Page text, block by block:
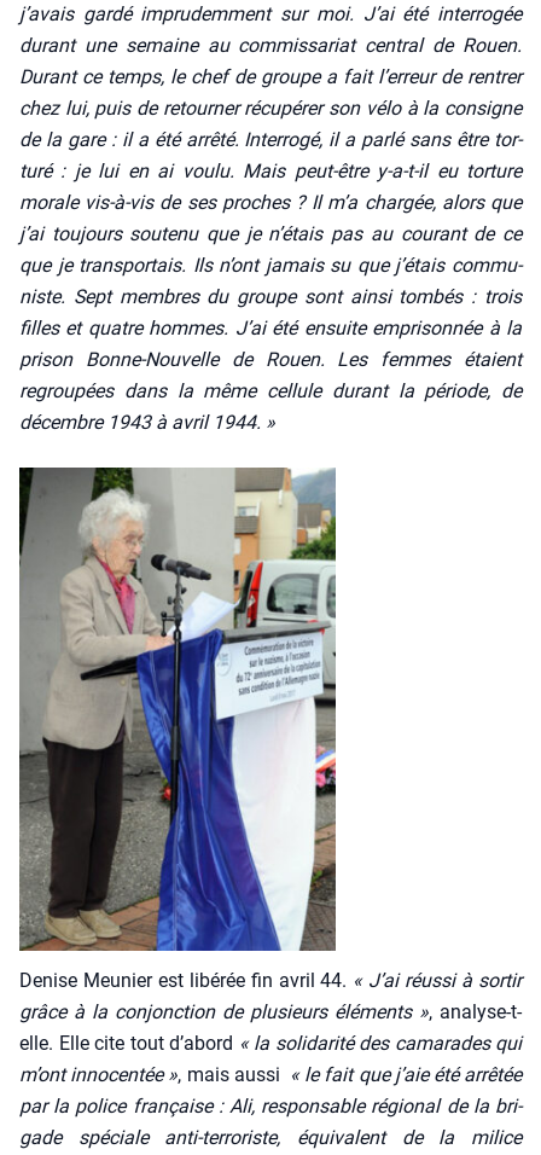
j’avais gar­dé impru­dem­ment sur moi. J’ai été inter­ro­gée
durant une semaine au com­mis­sa­riat cen­tral de Rouen.
Durant ce temps, le chef de groupe a fait l’erreur de ren­trer
chez lui, puis de retour­ner récu­pé­rer son vélo à la consigne
de la gare : il a été arrê­té. Inter­ro­gé, il a par­lé sans être tor­
tu­ré : je lui en ai vou­lu. Mais peut-être y‑a-t-il eu tor­ture
morale vis-à-vis de ses proches ? Il m’a char­gée, alors que
j’ai tou­jours sou­te­nu que je n’étais pas au cou­rant de ce
que je trans­por­tais. Ils n’ont jamais su que j’étais com­mu­
niste. Sept membres du groupe sont ain­si tom­bés : trois
filles et quatre hommes. J’ai été ensuite empri­son­née à la
pri­son Bonne-Nou­velle de Rouen. Les femmes étaient
regrou­pées dans la même cel­lule durant la période, de
décembre 1943 à avril 1944. »
Denise Meu­nier est libé­rée fin avril 44. « J’ai réus­si à sor­tir
grâce à la conjonc­tion de plu­sieurs élé­ments », ana­lyse-t-
elle. Elle cite tout d’a­bord « la soli­da­ri­té des cama­rades qui
m’ont inno­cen­tée », mais aus­si « le fait que j’aie été arrê­tée
par la police fran­çaise : Ali, res­pon­sable régio­nal de la bri­
gade spé­ciale anti-ter­ro­riste, équi­valent de la milice